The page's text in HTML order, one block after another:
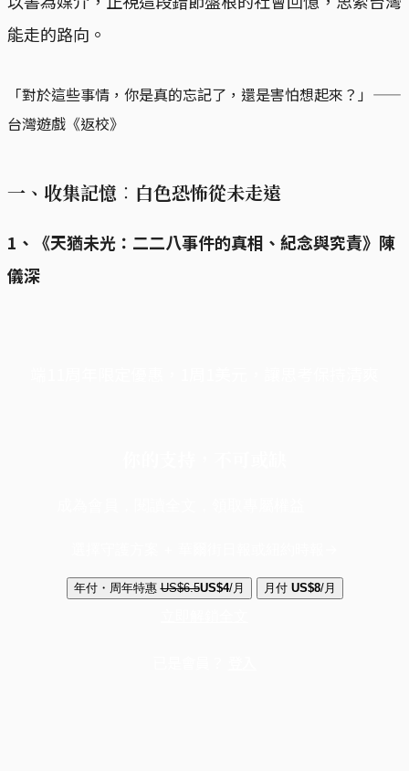
能走的路向。
「對於這些事情，你是真的忘記了，還是害怕想起來？」——
台灣遊戲《返校》
一、收集記憶︰白色恐怖從未走遠
1、《天猶未光：二二八事件的真相、紀念與究責》陳
儀深
年付・周年特惠 US$6.5US$4/月 月付 US$8/月